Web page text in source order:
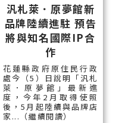
汎札萊．原夢館新
品牌陸續進駐 預告
將與知名國際IP合
作
花蓮縣政府原住民行政
處今（5）日說明「汎札
萊．原夢館」最新進
度，今年2月取得使照
後，5月起陸續與品牌店
家...（繼續閱讀）